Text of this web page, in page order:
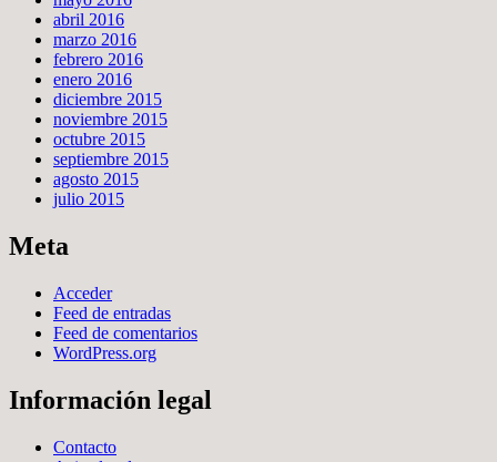
abril 2016
marzo 2016
febrero 2016
enero 2016
diciembre 2015
noviembre 2015
octubre 2015
septiembre 2015
agosto 2015
julio 2015
Meta
Acceder
Feed de entradas
Feed de comentarios
WordPress.org
Información legal
Contacto